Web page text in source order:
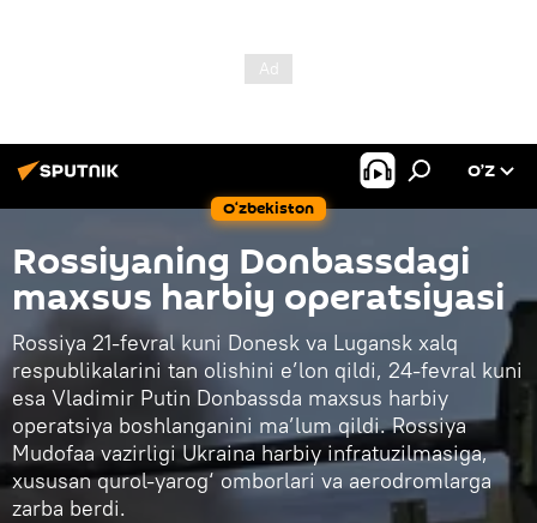
O‘zbekiston
O’Z
Rossiyaning Donbassdagi
maxsus harbiy operatsiyasi
Rossiya 21-fevral kuni Donesk va Lugansk xalq
respublikalarini tan olishini e’lon qildi, 24-fevral kuni
esa Vladimir Putin Donbassda maxsus harbiy
operatsiya boshlanganini ma’lum qildi. Rossiya
Mudofaa vazirligi Ukraina harbiy infratuzilmasiga,
xususan qurol-yarog‘ omborlari va aerodromlarga
zarba berdi.